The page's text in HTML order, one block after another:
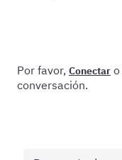
Por favor, Conectar o
conversación.